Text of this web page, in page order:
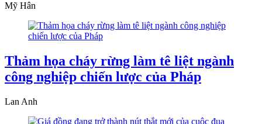
Mỹ Hân
Thảm họa cháy rừng làm tê liệt ngành
công nghiệp chiến lược của Pháp
Lan Anh